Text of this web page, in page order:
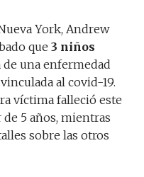
York, Andrew
que 3 niños
de una enfermedad
al covid-19.
víctima falleció este
5 años, mientras
sobre las otros